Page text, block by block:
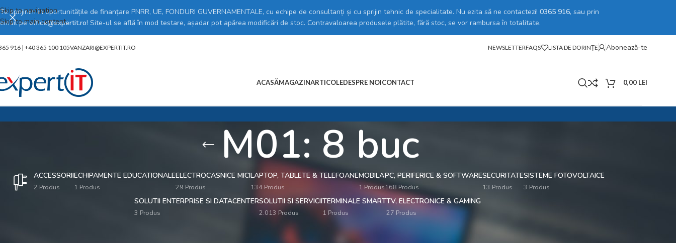
Skip to navigation
Skip to main content
Te sprijinim în oportunitățile de finanțare PNRR, UE, FONDURI GUVERNAMENTALE, cu echipe de consultanți și cu sprijin tehnic de specialitate. Nu ezita să ne contactezi! 0365 916, sau prin
email peoffice@expertit.ro! Site-ul se află în mod testare, așadar pot apărea modificări de stoc. Contravaloarea produsele plătite, fără stoc, se vor rambursa în totalitate.
916 | +40 365 100 105VANZARI@EXPERTIT.RO NEWSLETTERFAQS LISTA DE DORINȚE Abonează-te
ACASĂMAGAZINARTICOLEDESPRE NOICONTACT 0,00 LEI
M01: 8 buc
ACCESSORII
2 Produs
ECHIPAMENTE EDUCATIONALE
1 Produs
ELECTROCASNICE MICI
29 Produs
LAPTOP, TABLETE & TELEFOANE
134 Produs
MOBILA
1 Produs
PC, PERIFERICE & SOFTWARE
168 Produs
SECURITATE
13 Produs
SISTEME FOTOVOLTAICE
3 Produs
SOLUTII ENTERPRISE SI DATACENTER
3 Produs
SOLUTII SI SERVICII
2.013 Produs
TERMINALE SMART
1 Produs
TV, ELECTRONICE & GAMING
27 Produs
Produse etichetate „M01: 8 buc”